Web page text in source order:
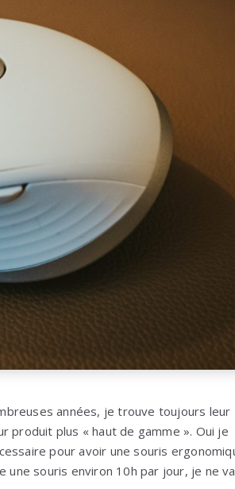
années, je trouve toujours leur
produit plus « haut de gamme ». Oui je
pour avoir une souris
une souris environ 10h par jour, je ne